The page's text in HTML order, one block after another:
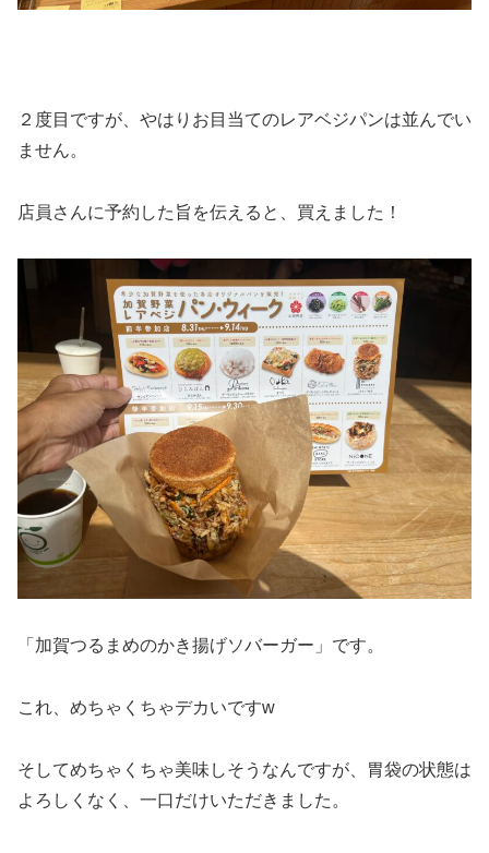
２度目ですが、やはりお目当てのレアベジパンは並んでい
ません。
店員さんに予約した旨を伝えると、買えました！
「加賀つるまめのかき揚げソバーガー」です。
これ、めちゃくちゃデカいですw
そしてめちゃくちゃ美味しそうなんですが、胃袋の状態は
よろしくなく、一口だけいただきました。